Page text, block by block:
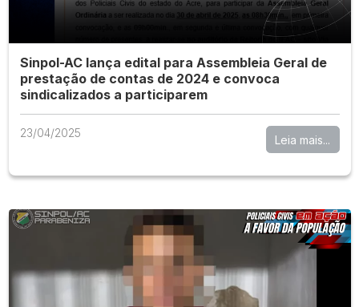
Sinpol-AC lança edital para Assembleia Geral de
prestação de contas de 2024 e convoca
sindicalizados a participarem
23/04/2025 Leia mais...